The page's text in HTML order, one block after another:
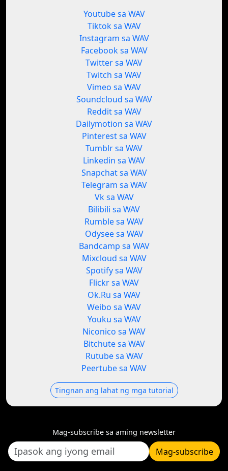
Youtube sa WAV
Tiktok sa WAV
Instagram sa WAV
Facebook sa WAV
Twitter sa WAV
Twitch sa WAV
Vimeo sa WAV
Soundcloud sa WAV
Reddit sa WAV
Dailymotion sa WAV
Pinterest sa WAV
Tumblr sa WAV
Linkedin sa WAV
Snapchat sa WAV
Telegram sa WAV
Vk sa WAV
Bilibili sa WAV
Rumble sa WAV
Odysee sa WAV
Bandcamp sa WAV
Mixcloud sa WAV
Spotify sa WAV
Flickr sa WAV
Ok.Ru sa WAV
Weibo sa WAV
Youku sa WAV
Niconico sa WAV
Bitchute sa WAV
Rutube sa WAV
Peertube sa WAV
Tingnan ang lahat ng mga tutorial
Mag-subscribe sa aming newsletter
Mag-subscribe